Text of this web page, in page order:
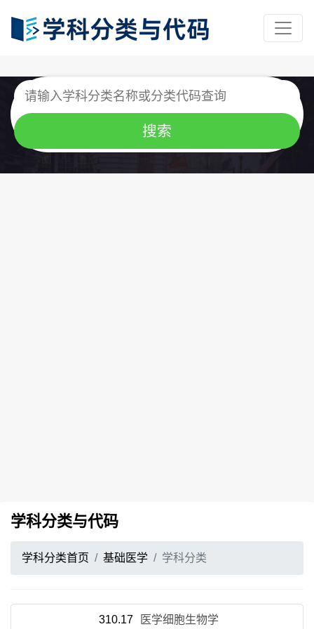
学科分类与代码
学科分类首页 基础医学 学科分类
310.17 医学细胞生物学